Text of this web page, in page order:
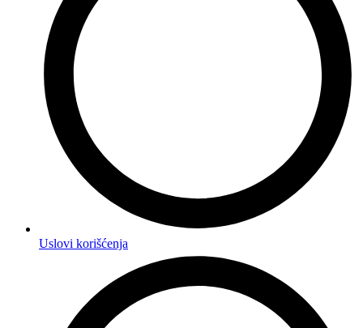
Uslovi korišćenja